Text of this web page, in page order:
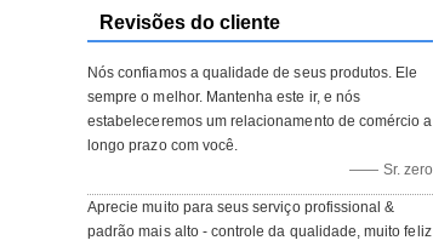
Revisões do cliente
Nós confiamos a qualidade de seus produtos. Ele
sempre o melhor. Mantenha este ir, e nós
estabeleceremos um relacionamento de comércio a
longo prazo com você.
—— Sr. zero
Aprecie muito para seus serviço profissional &
padrão mais alto - controle da qualidade, muito feliz